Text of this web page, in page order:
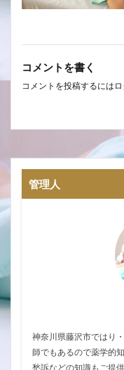
コメントを書く
コメントを投稿するには
管理人
神奈川県藤沢市ではり
師でもあるので薬学的
愁訴などの知識もご提供